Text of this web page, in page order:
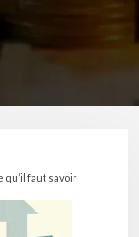
qu’il faut savoir